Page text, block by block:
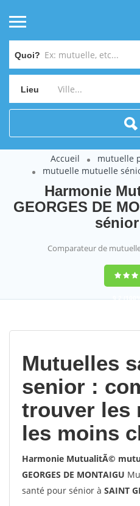
Quoi?
Lieu
Accueil
mutuelle
mutuelle mutuelle
Harmonie
GEORGES DE
Comparateur de
9,2
Mutuelles
senior :
trouver les
les moins
Harmonie MutualitÃ©
GEORGES DE MONTAIGU
santé pour sénior à SAINT